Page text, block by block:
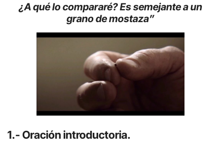
¿A qué lo compararé? Es semejante a un
grano de mostaza”
1.- Oración introductoria.